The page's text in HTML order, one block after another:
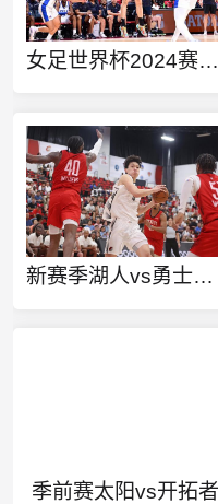
女足世界杯2024赛程表最新
新赛季湖人vs勇士视频
季前赛太阳vs开拓者